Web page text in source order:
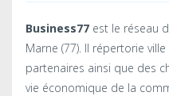
Business77 est le réseau
Marne (77). Il répertorie
partenaires ainsi que des
vie économique de la